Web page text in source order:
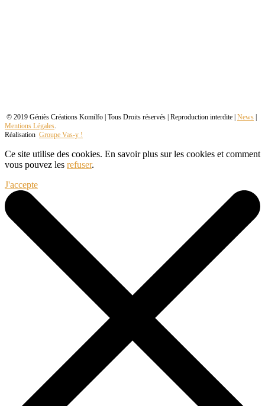
© 2019 Géniès Créations Komilfo | Tous Droits réservés | Reproduction interdite | News |
Mentions Légales.
Réalisation Groupe Vas-y !
Ce site utilise des cookies. En savoir plus sur les cookies et comment
vous pouvez les refuser.
J'accepte